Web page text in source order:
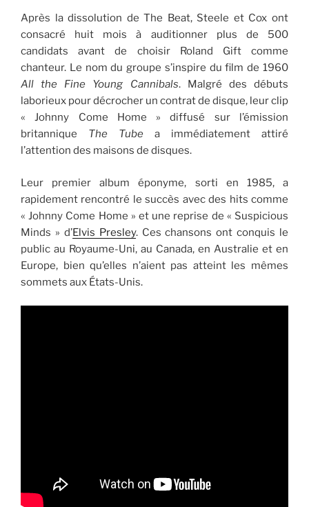
Après la dissolution de The Beat, Steele et Cox ont
consacré huit mois à auditionner plus de 500
candidats avant de choisir Roland Gift comme
chanteur. Le nom du groupe s’inspire du film de 1960
All the Fine Young Cannibals. Malgré des débuts
laborieux pour décrocher un contrat de disque, leur clip
« Johnny Come Home » diffusé sur l’émission
britannique The Tube a immédiatement attiré
l’attention des maisons de disques.
Leur premier album éponyme, sorti en 1985, a
rapidement rencontré le succès avec des hits comme
« Johnny Come Home » et une reprise de « Suspicious
Minds » d’Elvis Presley. Ces chansons ont conquis le
public au Royaume-Uni, au Canada, en Australie et en
Europe, bien qu’elles n’aient pas atteint les mêmes
sommets aux États-Unis.